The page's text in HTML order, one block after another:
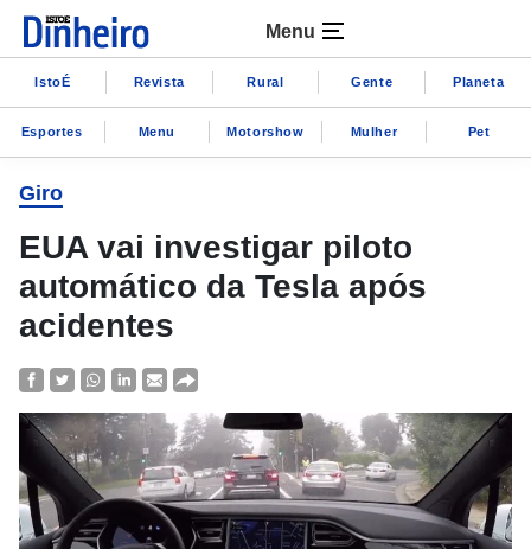
Menu
IstoÉ Revista Rural Gente Planeta
Esportes Menu Motorshow Mulher Pet
Giro
EUA vai investigar piloto
automático da Tesla após
acidentes